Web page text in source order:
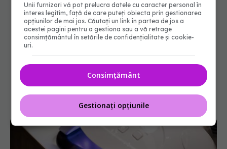
Unii furnizori vă pot prelucra datele cu caracter personal în
interes legitim, față de care puteți obiecta prin gestionarea
opțiunilor de mai jos. Căutați un link în partea de jos a
acestei pagini pentru a gestiona sau a vă retrage
consimțământul în setările de confidențialitate și cookie-
uri.
Consimțământ
Gestionați opțiunile